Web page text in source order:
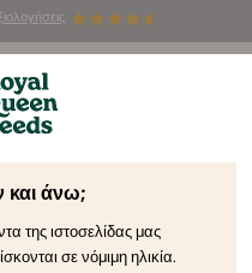
και -50%
και άνω;
της ιστοσελίδας μας
σε νόμιμη ηλικία.